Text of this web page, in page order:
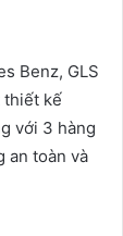
Benz, GLS
thiết kế
với 3 hàng
an toàn và